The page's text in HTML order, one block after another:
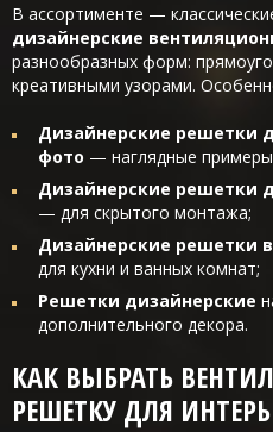
В ассортименте —
дизайнерские
разнообразных форм:
креативными узорами.
Дизайнерские решетки
фото — наглядные
Дизайнерские решетки
— для скрытого монтажа;
Дизайнерские решетки
для кухни и ванных комнат;
Решетки дизайнерские
дополнительного декора.
КАК ВЫБРАТЬ
РЕШЕТКУ ДЛЯ